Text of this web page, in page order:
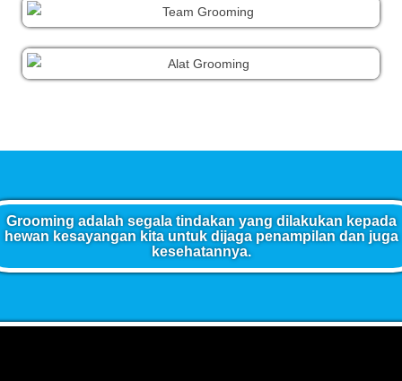
Grooming adalah segala tindakan yang dilakukan kepada
hewan kesayangan kita untuk dijaga penampilan dan juga
kesehatannya.